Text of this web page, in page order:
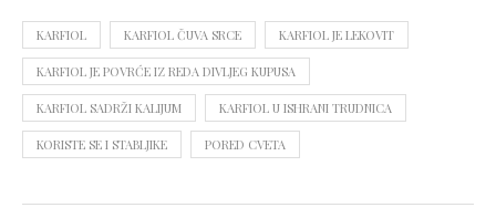
KARFIOL KARFIOL ČUVA SRCE KARFIOL JE LEKOVIT
KARFIOL JE POVRĆE IZ REDA DIVLJEG KUPUSA
KARFIOL SADRŽI KALIJUM KARFIOL U ISHRANI TRUDNICA
KORISTE SE I STABLJIKE PORED CVETA